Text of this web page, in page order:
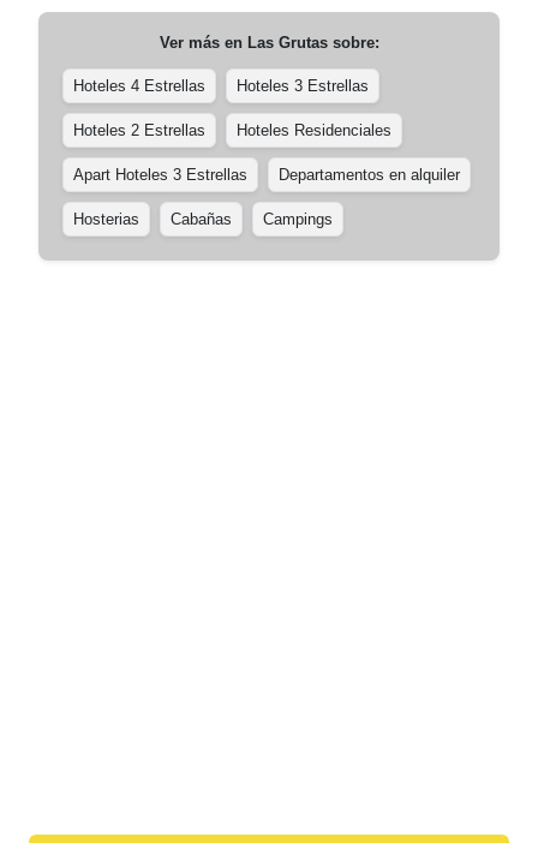
Ver más en Las Grutassobre:
Hoteles 4 Estrellas Hoteles 3 Estrellas
Hoteles 2 Estrellas Hoteles Residenciales
Apart Hoteles 3 Estrellas Departamentos en alquiler
Hosterias Cabañas Campings